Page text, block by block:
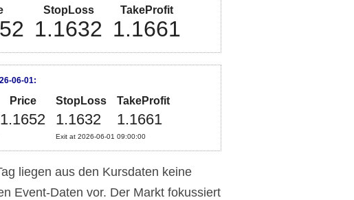
StopLoss TakeProfit
1.1632 1.1661
06-01:
Price StopLoss TakeProfit
1.1652 1.1632 1.1661
Exit at 2026-06-01 09:00:00
liegen aus den Kursdaten keine
Event-Daten vor. Der Markt fokussiert